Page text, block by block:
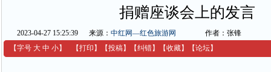
捐赠座谈会上的发言
2023-04-27 15:25:39 来源： 中红网—红色旅游网
作者：张锋
【字号 大 中 小】 【打印 】 【投稿】 【纠错】 【收藏】 【论坛】